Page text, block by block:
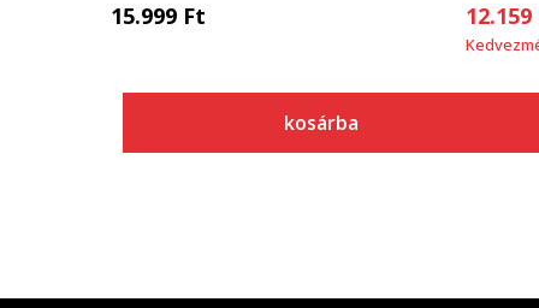
15.999 Ft
kosárba
12.159